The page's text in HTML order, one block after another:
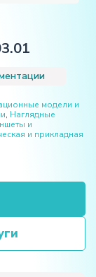
модели и
, Наглядные
и
и прикладная